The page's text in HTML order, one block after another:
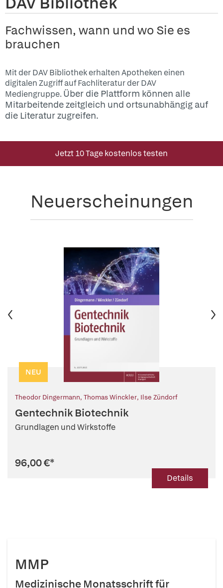
Fachwissen, wann und wo Sie es
brauchen
Mit der DAV Bibliothek erhalten Apotheken einen
digitalen Zugriff auf Fachliteratur der DAV
Mediengruppe. Über die Plattform können alle
Mitarbeitende zeitgleich und ortsunabhängig auf
die Literatur zugreifen.
Jetzt 10 Tage kostenlos testen
Neuerscheinungen
NEU
Theodor Dingermann, Thomas Winckler, Ilse Zündorf
Gentechnik Biotechnik
Grundlagen und Wirkstoffe
96,00 €*
Details
MMP
Medizinische Monatsschrift für